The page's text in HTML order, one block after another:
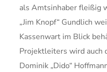
als Amtsinhaber fleißig
„Jim Knopf“ Gundlich
Kassenwart im Blick
Projektleiters wird auch
Dominik „Dido“